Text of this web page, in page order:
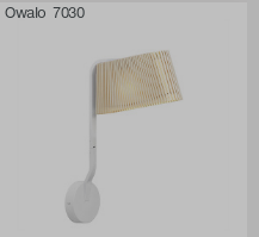
Owalo 7030